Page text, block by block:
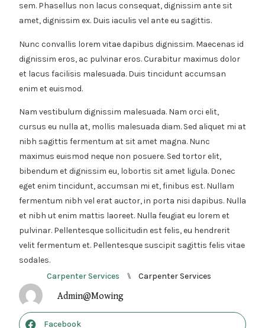
sem. Phasellus non lacus consequat, dignissim ante sit
amet, dignissim ex. Duis iaculis vel ante eu sagittis.
Nunc convallis lorem vitae dapibus dignissim. Maecenas id
dignissim eros, ac pulvinar eros. Curabitur maximus dolor
et lacus facilisis malesuada. Duis tincidunt accumsan
enim et euismod.
Nam vestibulum dignissim malesuada. Nam orci elit,
cursus eu nulla at, mollis malesuada diam. Sed aliquet mi at
nibh sagittis fermentum at sit amet magna. Nunc
maximus euismod neque non posuere. Sed tortor elit,
bibendum et dignissim eu, lobortis sit amet ligula. Donec
eget enim tincidunt, accumsan mi et, finibus est. Nullam
fermentum nibh vel erat auctor, in porta nisi dapibus. Nulla
et nibh ut enim mattis laoreet. Nulla feugiat eu lorem et
pulvinar. Pellentesque sollicitudin est felis, eu hendrerit
velit fermentum et. Pellentesque suscipit sagittis felis vitae
sodales.
Carpenter Services
⑊ Carpenter Services
Admin@mowing
Facebook